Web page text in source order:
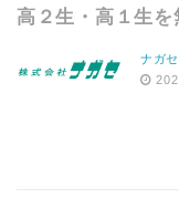
高２生・高１生
ナガセ